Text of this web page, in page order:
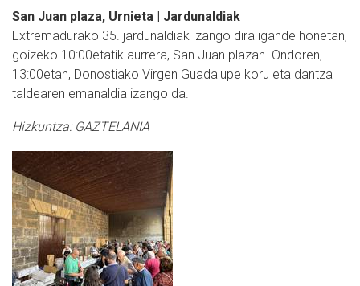
San Juan plaza, Urnieta | Jardunaldiak
Extremadurako 35. jardunaldiak izango dira igande honetan,
goizeko 10:00etatik aurrera, San Juan plazan. Ondoren,
13:00etan, Donostiako Virgen Guadalupe koru eta dantza
taldearen emanaldia izango da.
Hizkuntza: GAZTELANIA